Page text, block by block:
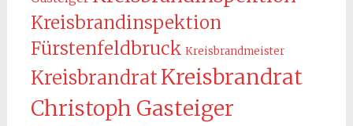
Kreisbrandinspektion
Fürstenfeldbruck Kreisbrandmeister
KreisbrandratKreisbrandrat
Christoph Gasteiger